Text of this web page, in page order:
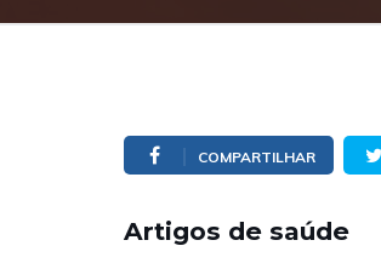
COMPARTILHAR
Artigos de saúde